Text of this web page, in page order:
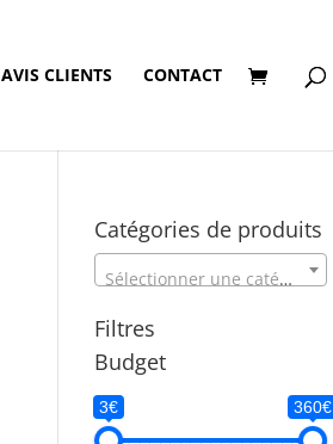
AVIS CLIENTS CONTACT
Catégories de produits
Sélectionner une catégorie
Filtres
Budget
3€ 360€